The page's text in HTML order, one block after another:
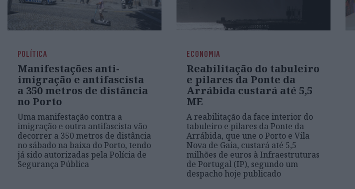
POLÍTICA
Manifestações anti-
imigração e antifascista
a 350 metros de distância
no Porto
Uma manifestação contra a
imigração e outra antifascista vão
decorrer a 350 metros de distância
no sábado na baixa do Porto, tendo
já sido autorizadas pela Polícia de
Segurança Pública
ECONOMIA
Reabilitação do tabuleiro
e pilares da Ponte da
Arrábida custará até 5,5
ME
A reabilitação da face interior do
tabuleiro e pilares da Ponte da
Arrábida, que une o Porto e Vila
Nova de Gaia, custará até 5,5
milhões de euros à Infraestruturas
de Portugal (IP), segundo um
despacho hoje publicado